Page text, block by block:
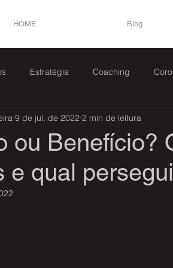
HOME Blog
Estratégia Coaching
Success
ou Benefício?
e qual
9 de jul. de 2022 2 min de leitura